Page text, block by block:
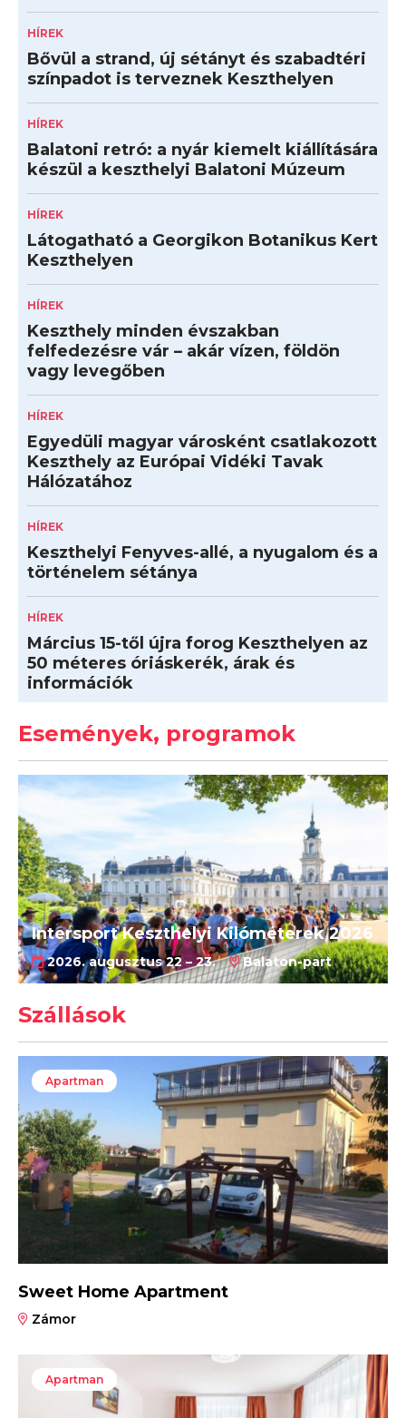
HÍREK
Bővül a strand, új sétányt és szabadtéri
színpadot is terveznek Keszthelyen
HÍREK
Balatoni retró: a nyár kiemelt kiállítására
készül a keszthelyi Balatoni Múzeum
HÍREK
Látogatható a Georgikon Botanikus Kert
Keszthelyen
HÍREK
Keszthely minden évszakban
felfedezésre vár – akár vízen, földön
vagy levegőben
HÍREK
Egyedüli magyar városként csatlakozott
Keszthely az Európai Vidéki Tavak
Hálózatához
HÍREK
Keszthelyi Fenyves-allé, a nyugalom és a
történelem sétánya
HÍREK
Március 15-től újra forog Keszthelyen az
50 méteres óriáskerék, árak és
információk
Események, programok
Intersport Keszthelyi Kilóméterek 2026
2026. augusztus 22 – 23. Balaton-part
Szállások
Apartman
Sweet Home Apartment
Zámor
Apartman